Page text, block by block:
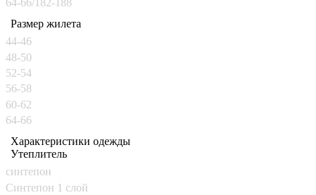
64-66/182-188
Размер жилета
44-46
48-50
52-54
56-58
60-62
64-66
Характеристики одежды
Утеплитель
синтепон
Синтепон 1 слой